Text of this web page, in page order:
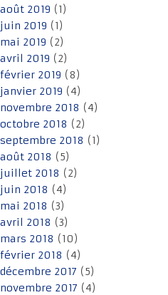
août 2019 (1)
juin 2019 (1)
mai 2019 (2)
avril 2019 (2)
février 2019 (8)
janvier 2019 (4)
novembre 2018 (4)
octobre 2018 (2)
septembre 2018 (1)
août 2018 (5)
juillet 2018 (2)
juin 2018 (4)
mai 2018 (3)
avril 2018 (3)
mars 2018 (10)
février 2018 (4)
décembre 2017 (5)
novembre 2017 (4)